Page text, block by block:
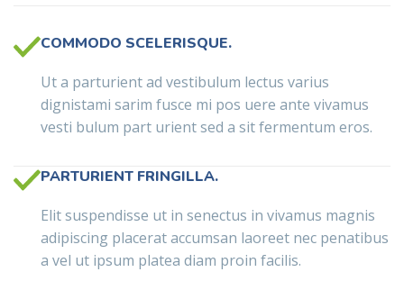
COMMODO SCELERISQUE.
Ut a parturient ad vestibulum lectus varius
dignistami sarim fusce mi pos uere ante vivamus
vesti bulum part urient sed a sit fermentum eros.
PARTURIENT FRINGILLA.
Elit suspendisse ut in senectus in vivamus magnis
adipiscing placerat accumsan laoreet nec penatibus
a vel ut ipsum platea diam proin facilis.